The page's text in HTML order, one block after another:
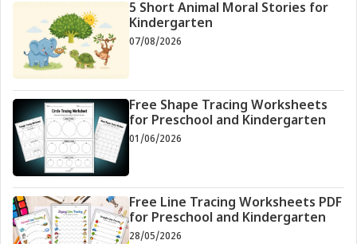
5 Short Animal Moral Stories for
Kindergarten
07/08/2026
Free Shape Tracing Worksheets
for Preschool and Kindergarten
01/06/2026
Free Line Tracing Worksheets PDF
for Preschool and Kindergarten
28/05/2026